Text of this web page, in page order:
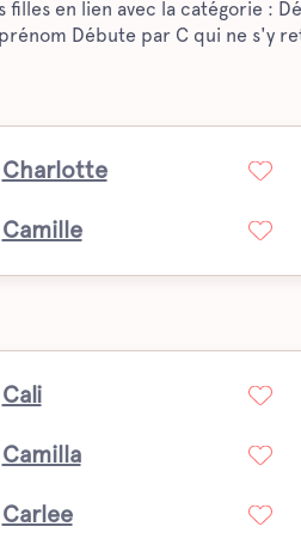
filles en lien avec la catégorie :
Débute par C qui ne s'y
Charlotte
Camille
Cali
Camilla
Carlee